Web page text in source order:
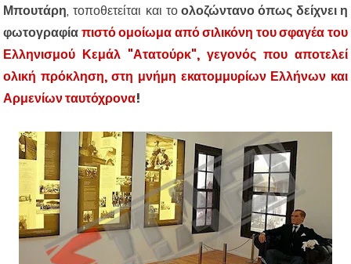
Μπουτάρη, τοποθετείται και τοολοζώντανο όπως δείχνει η
φωτογραφίαπιστό ομοίωμα από σιλικόνη του σφαγέα του
Ελληνισμού Κεμάλ "Ατατούρκ", γεγονός που αποτελεί
ολική πρόκληση, στη μνήμη εκατομμυρίων Ελλήνων και
Αρμενίων ταυτόχρονα!